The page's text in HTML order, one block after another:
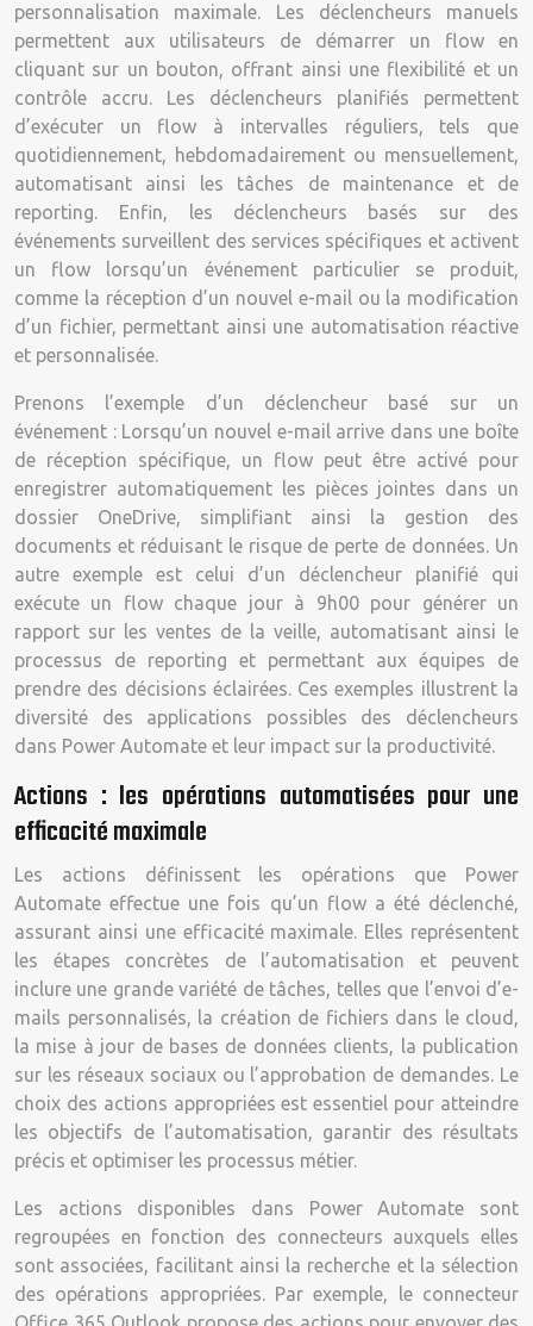
personnalisation maximale. Les déclencheurs manuels
permettent aux utilisateurs de démarrer un flow en
cliquant sur un bouton, offrant ainsi une flexibilité et un
contrôle accru. Les déclencheurs planifiés permettent
d’exécuter un flow à intervalles réguliers, tels que
quotidiennement, hebdomadairement ou mensuellement,
automatisant ainsi les tâches de maintenance et de
reporting. Enfin, les déclencheurs basés sur des
événements surveillent des services spécifiques et activent
un flow lorsqu’un événement particulier se produit,
comme la réception d’un nouvel e-mail ou la modification
d’un fichier, permettant ainsi une automatisation réactive
et personnalisée.
Prenons l’exemple d’un déclencheur basé sur un
événement : Lorsqu’un nouvel e-mail arrive dans une boîte
de réception spécifique, un flow peut être activé pour
enregistrer automatiquement les pièces jointes dans un
dossier OneDrive, simplifiant ainsi la gestion des
documents et réduisant le risque de perte de données. Un
autre exemple est celui d’un déclencheur planifié qui
exécute un flow chaque jour à 9h00 pour générer un
rapport sur les ventes de la veille, automatisant ainsi le
processus de reporting et permettant aux équipes de
prendre des décisions éclairées. Ces exemples illustrent la
diversité des applications possibles des déclencheurs
dans Power Automate et leur impact sur la productivité.
Actions : les opérations automatisées pour une
efficacité maximale
Les actions définissent les opérations que Power
Automate effectue une fois qu’un flow a été déclenché,
assurant ainsi une efficacité maximale. Elles représentent
les étapes concrètes de l’automatisation et peuvent
inclure une grande variété de tâches, telles que l’envoi d’e-
mails personnalisés, la création de fichiers dans le cloud,
la mise à jour de bases de données clients, la publication
sur les réseaux sociaux ou l’approbation de demandes. Le
choix des actions appropriées est essentiel pour atteindre
les objectifs de l’automatisation, garantir des résultats
précis et optimiser les processus métier.
Les actions disponibles dans Power Automate sont
regroupées en fonction des connecteurs auxquels elles
sont associées, facilitant ainsi la recherche et la sélection
des opérations appropriées. Par exemple, le connecteur